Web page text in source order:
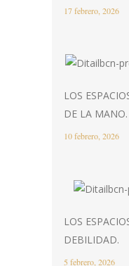
17 febrero, 2026
LOS
DE LA MANO.
10 febrero, 2026
LOS
DEBILIDAD.
5 febrero, 2026